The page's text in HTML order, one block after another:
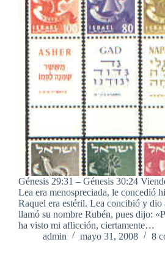
Génesis 29:31 – Génesis 30:24
Lea era menospreciada, le concedió
Raquel era estéril. Lea concibió y
llamó su nombre Rubén, pues dijo:
ha visto mi aflicción, ciertamente…
admin
mayo 31, 2008 8